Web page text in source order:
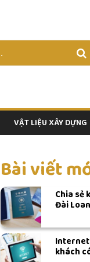
VẬT LIỆU XÂY DỰNG
Bài viết
Chia sẻ
Đài
Internet
khách